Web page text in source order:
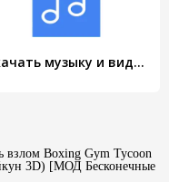
Скачать музыку и видео-MP3 MP4
взлом Boxing Gym Tycoon
3D) [МОД Бесконечные